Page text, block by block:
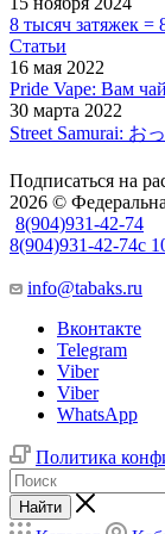
8 тысяч затяжек
Статьи
16 мая 2022
Pride Vape: Вам
30 марта 2022
Street Samurai: お
Подписаться на
2026 ©
8(904)931-42-74
8(904)931-42-74с
info@tabaks.ru
Вконтакте
Telegram
Viber
Viber
WhatsApp
Политика
Найти